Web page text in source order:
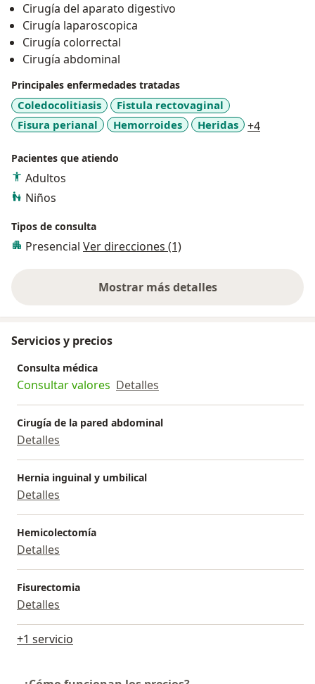
Cirugía del aparato digestivo
Cirugía laparoscopica
Cirugía colorrectal
Cirugía abdominal
Principales enfermedades tratadas
Coledocolitiasis
Fistula rectovaginal
Fisura perianal
Hemorroides Heridas +4
Pacientes que atiendo
Adultos
Niños
Tipos de consulta
Presencial Ver direcciones (1)
Mostrar más detalles
sobre la experiencia
Servicios y precios
Consulta médica
Consultar valores Detalles
Cirugía de la pared abdominal
Detalles
Hernia inguinal y umbilical
Detalles
Hemicolectomía
Detalles
Fisurectomia
Detalles
+1 servicio